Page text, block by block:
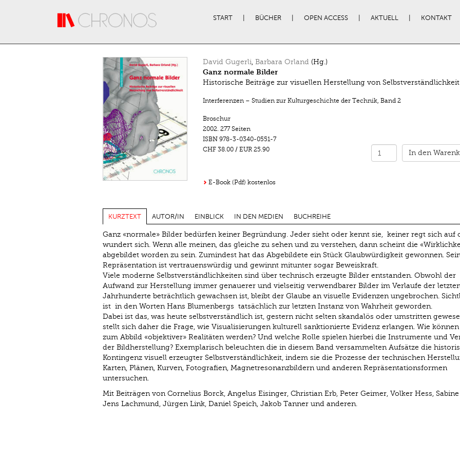
START BÜCHER OPEN ACCESS AKTUELL KONTAKT
David Gugerli, Barbara Orland(Hg.)
Ganz normale Bilder
Historische Beiträge zur visuellen Herstellung von Selbstverständlichkeit
Interferenzen – Studien zur Kulturgeschichte der Technik, Band 2
Broschur
2002. 277 Seiten
ISBN 978-3-0340-0551-7
CHF 38.00/ EUR 25.90 In den
E-Book (Pdf) kostenlos
KURZTEXT AUTOR/IN EINBLICK IN DEN MEDIEN BUCHREIHE
Ganz «normale» Bilder bedürfen keiner Begründung. Jeder sieht oder kennt sie, ­ keiner regt sich auf
wundert sich. Wenn alle meinen, das gleiche zu sehen und zu verstehen, dann scheint die
abgebildet worden zu sein. Zumindest hat das Abgebildete ein Stück Glaubwürdigkeit gewonnen.
Repräsentation ist vertrauenswürdig und gewinnt mitunter sogar Beweiskraft.
Viele moderne Selbstverständlichkeiten sind über technisch erzeugte Bilder entstanden. Obwohl der
Aufwand zur Herstellung immer genauerer und vielseitig verwendbarer Bilder im Verlaufe der
Jahrhunderte beträchtlich gewachsen ist, bleibt der Glaube an visuelle Evidenzen ungebrochen.
ist ­ in den Worten Hans Blumenbergs ­ tatsächlich zur letzten Instanz von Wahrheit geworden.
Dabei ist das, was heute selbstverständlich ist, gestern nicht selten skandalös oder umstritten
stellt sich daher die Frage, wie Visualisierungen kulturell sanktionierte Evidenz erlangen. Wie
zum Abbild «objektiver» Realitäten werden? Und welche Rolle spielen hierbei die Instrumente und
der Bildherstellung? Exemplarisch beleuchten die in diesem Band versammelten Aufsätze die
Kontingenz visuell erzeugter Selbstverständlichkeit, indem sie die Prozesse der technischen
Karten, Plänen, Kurven, Fotografien, Magnetresonanzbildern und anderen Repräsentationsformen
untersuchen.
Mit Beiträgen von Cornelius Borck, Angelus Eisinger, Christian Erb, Peter Geimer, Volker Hess,
Jens Lachmund, Jürgen Link, Daniel Speich, Jakob Tanner und anderen.